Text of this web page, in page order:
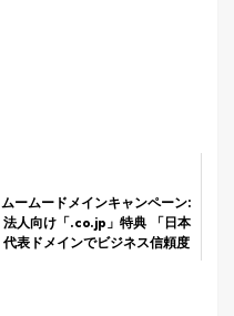
ムームードメインキャンペーン:
法人向け「.co.jp」特典 「日本
代表ドメインでビジネス信頼度